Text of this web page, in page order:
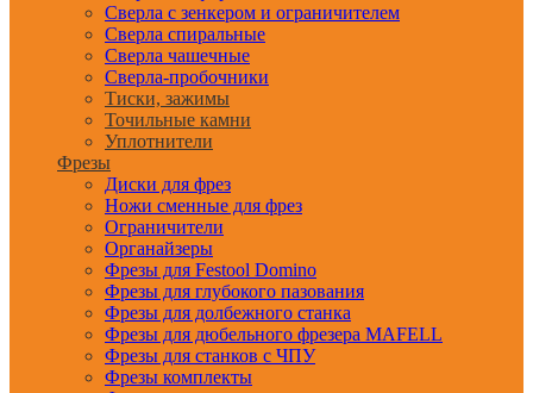
Сверла с зенкером и ограничителем
Сверла спиральные
Сверла чашечные
Сверла-пробочники
Тиски, зажимы
Точильные камни
Уплотнители
Фрезы
Диски для фрез
Ножи сменные для фрез
Ограничители
Органайзеры
Фрезы для Festool Domino
Фрезы для глубокого пазования
Фрезы для долбежного станка
Фрезы для дюбельного фрезера MAFELL
Фрезы для станков с ЧПУ
Фрезы комплекты